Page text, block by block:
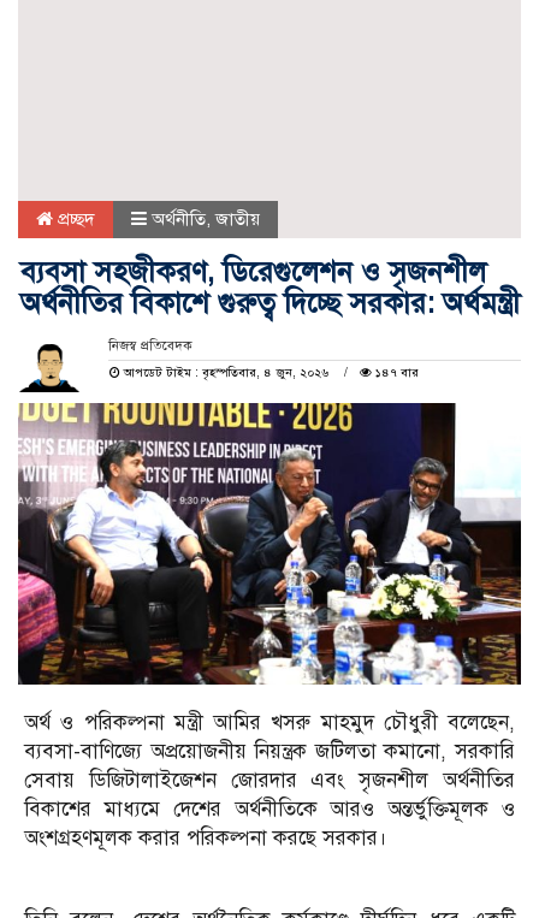
প্রচ্ছদ অর্থনীতি,জাতীয়
ব্যবসা সহজীকরণ, ডিরেগুলেশন ও সৃজনশীল
অর্থনীতির বিকাশে গুরুত্ব দিচ্ছে সরকার: অর্থমন্ত্রী
নিজস্ব প্রতিবেদক
আপডেট টাইম : বৃহস্পতিবার, ৪ জুন, ২০২৬
১৪৭ বার
অর্থ ও পরিকল্পনা মন্ত্রী আমির খসরু মাহমুদ চৌধুরী বলেছেন,
ব্যবসা-বাণিজ্যে অপ্রয়োজনীয় নিয়ন্ত্রক জটিলতা কমানো, সরকারি
সেবায় ডিজিটালাইজেশন জোরদার এবং সৃজনশীল অর্থনীতির
বিকাশের মাধ্যমে দেশের অর্থনীতিকে আরও অন্তর্ভুক্তিমূলক ও
অংশগ্রহণমূলক করার পরিকল্পনা করছে সরকার।